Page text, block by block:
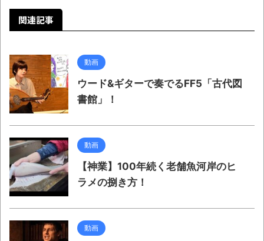
関連記事
動画
ウード&ギターで奏でるFF5「古代図
書館」！
動画
【神業】100年続く老舗魚河岸のヒ
ラメの捌き方！
動画